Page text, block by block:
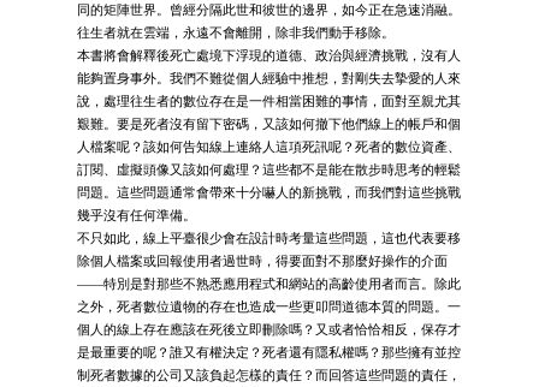
同的矩陣世界。曾經分隔此世和彼世的邊界，如今正在急速消融。
往生者就在雲端，永遠不會離開，除非我們動手移除。
本書將會解釋後死亡處境下浮現的道德、政治與經濟挑戰，沒有人
能夠置身事外。我們不難從個人經驗中推想，對剛失去摯愛的人來
說，處理往生者的數位存在是一件相當困難的事情，面對至親尤其
艱難。要是死者沒有留下密碼，又該如何撤下他們線上的帳戶和個
人檔案呢？該如何告知線上連絡人這項死訊呢？死者的數位資產、
訂閱、虛擬頭像又該如何處理？這些都不是能在散步時思考的輕鬆
問題。這些問題通常會帶來十分嚇人的新挑戰，而我們對這些挑戰
幾乎沒有任何準備。
不只如此，線上平臺很少會在設計時考量這些問題，這也代表要移
除個人檔案或回報使用者過世時，得要面對不那麼好操作的介面
——特別是對那些不熟悉應用程式和網站的高齡使用者而言。除此
之外，死者數位遺物的存在也造成一些更叩問道德本質的問題。一
個人的線上存在應該在死後立即刪除嗎？又或者恰恰相反，保存才
是最重要的呢？誰又有權決定？死者還有隱私權嗎？那些擁有並控
制死者數據的公司又該負起怎樣的責任？而回答這些問題的責任，